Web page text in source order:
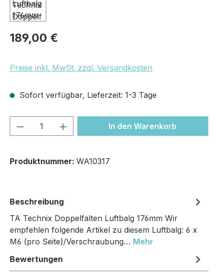
Regulärer Preis:
189,00 €
Preise inkl. MwSt. zzgl. Versandkosten
Sofort verfügbar, Lieferzeit: 1-3 Tage
Produkt Anzahl: Gib denIn den Warenkorb
Produktnummer: WA10317
Beschreibung
TA Technix Doppelfalten Luftbalg 176mm Wir
empfehlen folgende Artikel zu diesem Luftbalg: 6 x
M6 (pro Seite)/Verschraubung… Mehr
Bewertungen